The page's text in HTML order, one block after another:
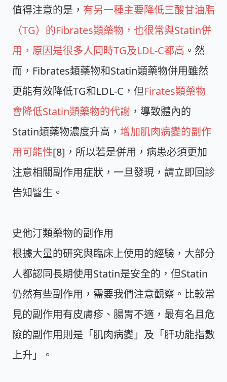
值得注意的是， 有另一種主要降低三酸甘油脂
（TG）的Fibrates類藥物，也很常與Statin併
用，原因是很多人同時TG及LDL-C都高 。然
而，Fibrates類藥物和Statin類藥物併用雖然
更能有效降低TG和LDL-C，但Firates類藥物
會降低Statin類藥物的代謝 ，導致體內的
Statin類藥物濃度升高， 增加肌肉病變的副作
用可能性[8]，所以若是併用，病患必須更加
注意相關副作用症狀，一旦發現，請立即回診
告知醫生。
史他汀類藥物的副作用
根據大量的研究與臨床上使用的經驗，大部分
人都認同長期使用Statin是安全的，但Statin
仍然有些副作用，需要我們注意觀察。比較常
見的副作用有皮膚疹、腸胃不適，最有名且危
險的副作用則是「肌肉病變」及「肝功能指數
上升」。